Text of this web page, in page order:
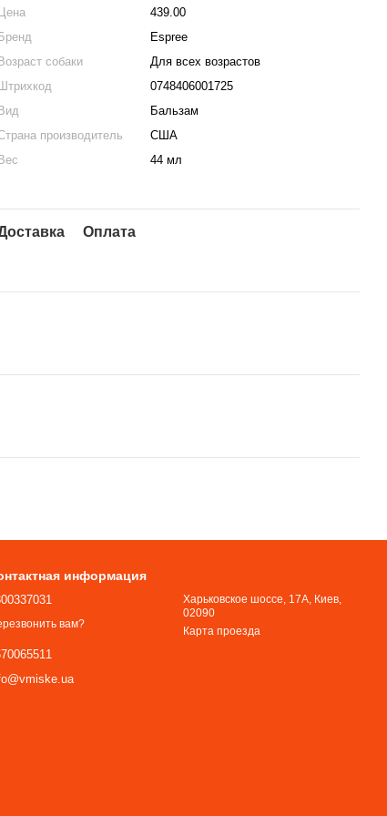
Цена
439.00
Бренд
Espree
Возраст собаки
Для всех возрастов
Штрихкод
0748406001725
Вид
Бальзам
производитель
США
Вес
44 мл
Оплата
информация
вам?
Харьковское шоссе, 17А, Киев,
02090
Карта проезда